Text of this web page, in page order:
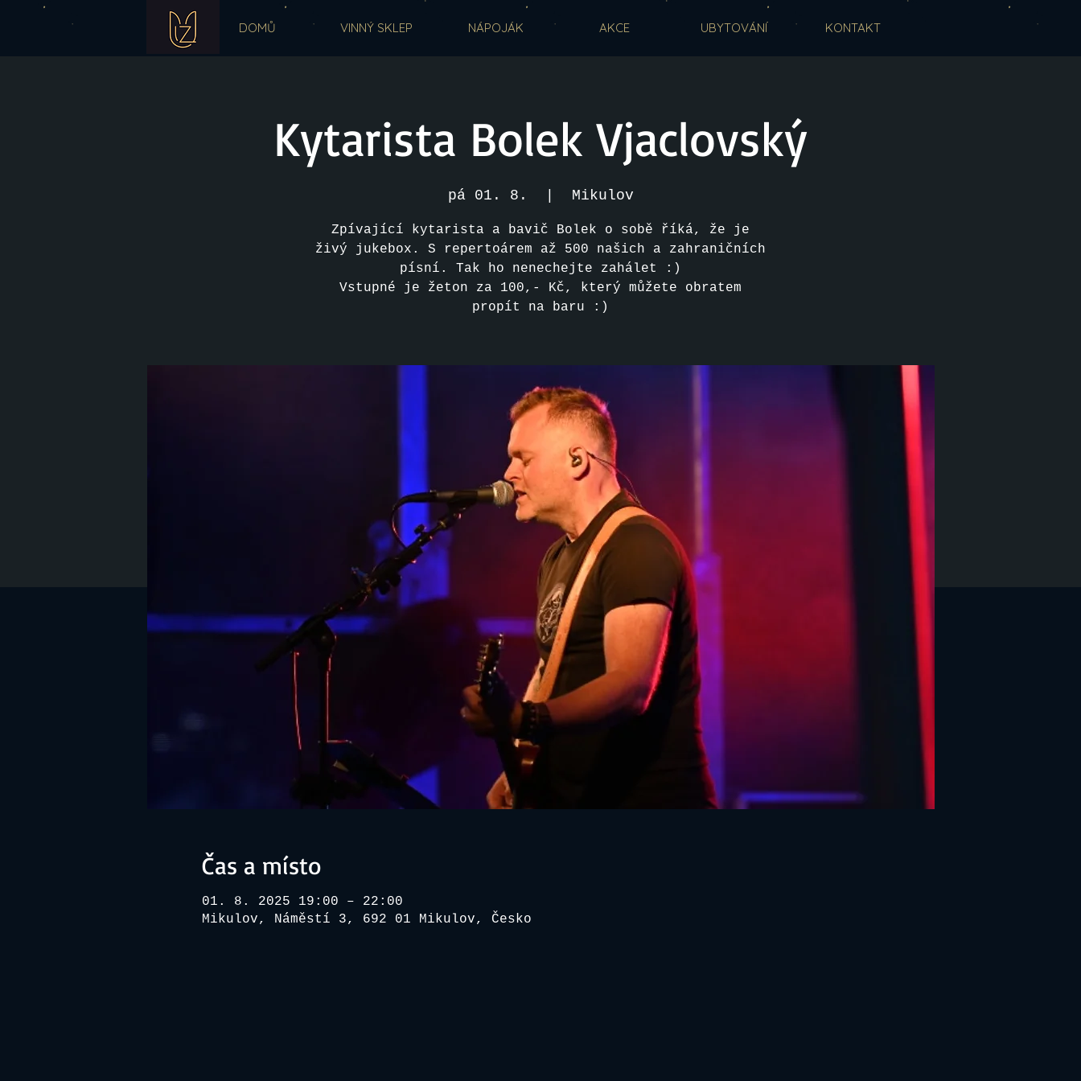
DOMŮ VINNÝ SKLEP NÁPOJÁK AKCE UBYTOVÁNÍ KONTAKT
Kytarista Bolek Vjaclovský
pá 01. 8. Mikulov
Zpívající kytarista a bavič Bolek o sobě říká, že je
živý jukebox. S repertoárem až 500 našich a zahraničních
písní. Tak ho nenechejte zahálet :)
Vstupné je žeton za 100,- Kč, který můžete obratem
propít na baru :)
Čas a místo
01. 8. 2025 19:00 – 22:00
Mikulov, Náměstí 3, 692 01 Mikulov, Česko